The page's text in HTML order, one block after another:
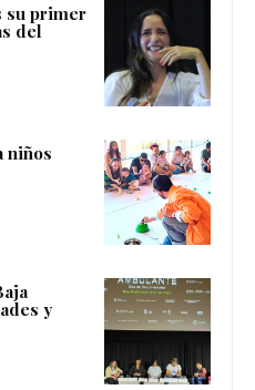
su primer
del
niños
y